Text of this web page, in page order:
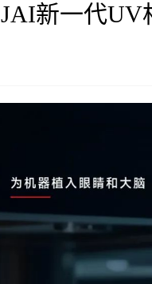
JAI新一代UV